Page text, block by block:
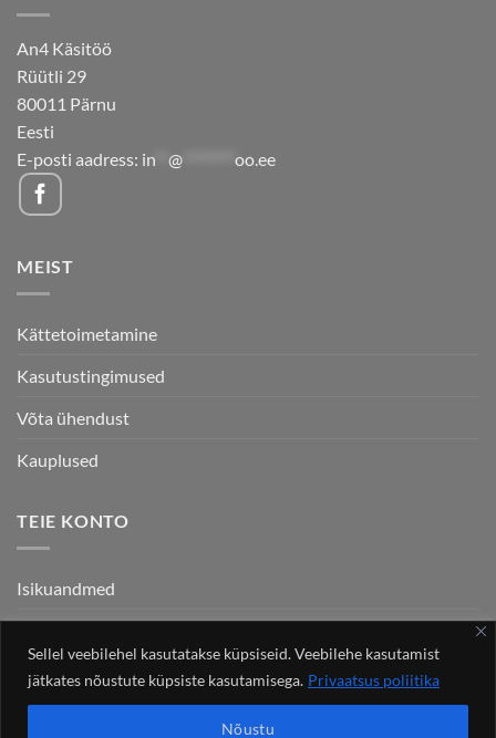
Sellel veebilehel kasutatakse küpsiseid. Veebilehe kasutamist
jätkates nõustute küpsiste kasutamisega. Privaatsus poliitika
Nõustu
An4 Käsitöö
Rüütli 29
80011 Pärnu
Eesti
E-posti aadress: in @ oo.ee
MEIST
Kättetoimetamine
Kasutustingimused
Võta ühendust
Kauplused
TEIE KONTO
Isikuandmed
Aadressid